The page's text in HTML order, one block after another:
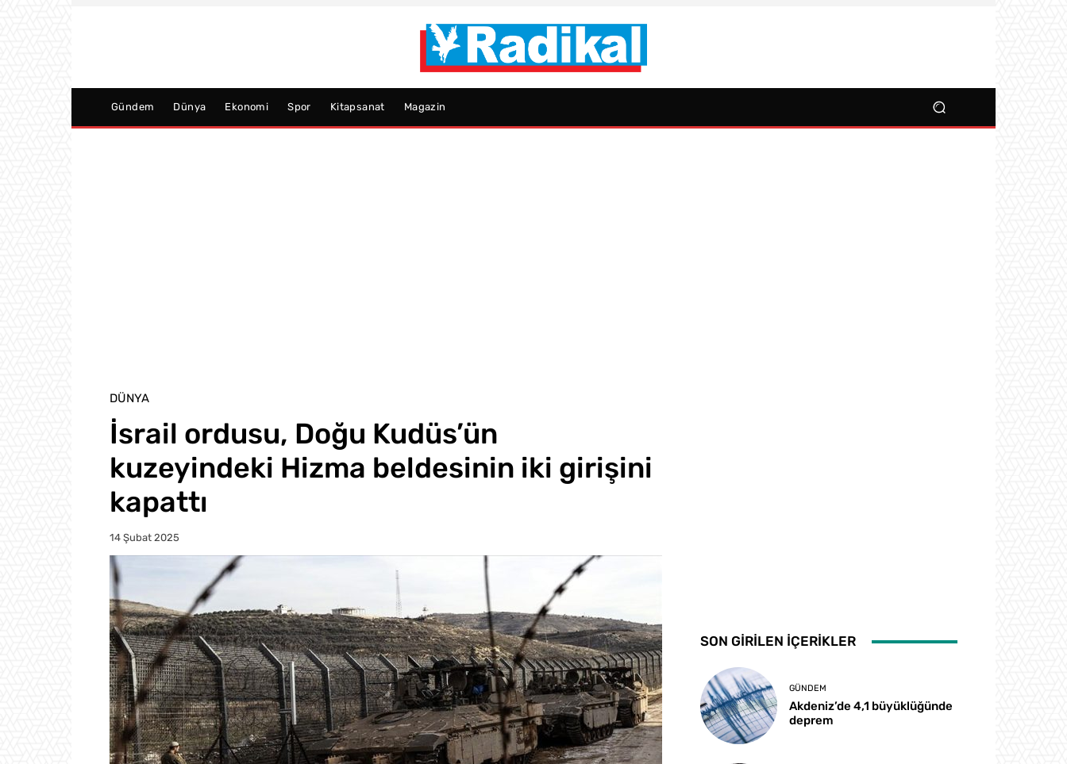
Gündem Dünya Ekonomi Spor Kitapsanat Magazin
DÜNYA
İsrail ordusu, Doğu Kudüs’ün
kuzeyindeki Hizma beldesinin iki girişini
kapattı
14 Şubat 2025
SON GİRİLEN İÇERİKLER
GÜNDEM
Akdeniz’de 4,1 büyüklüğünde
deprem